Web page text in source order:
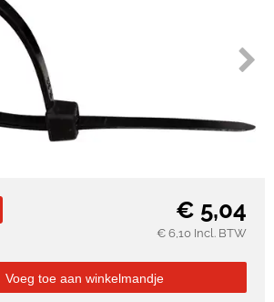
€ 5,04
€ 6,10 Incl. BTW
Voeg toe aan winkelmandje